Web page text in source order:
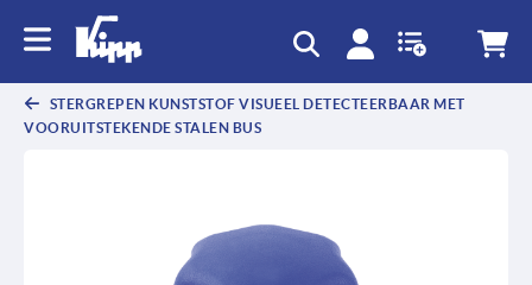
STERGREPEN KUNSTSTOF VISUEEL DETECTEERBAAR MET
VOORUITSTEKENDE STALEN BUS